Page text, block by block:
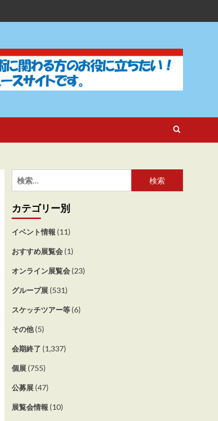
検
索:
カテゴリー別
イベント情報 (11)
おすすめ展覧会(1)
オンライン展覧会(23)
グループ展(531)
スケッチツアー等(6)
その他(5)
会期終了 (1,337)
個展(755)
公募展(47)
展覧会情報 (10)